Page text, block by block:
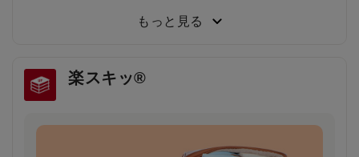
った結果、約80％が「楽ッションで通学したい」と回
もっと見る
楽スキッ®